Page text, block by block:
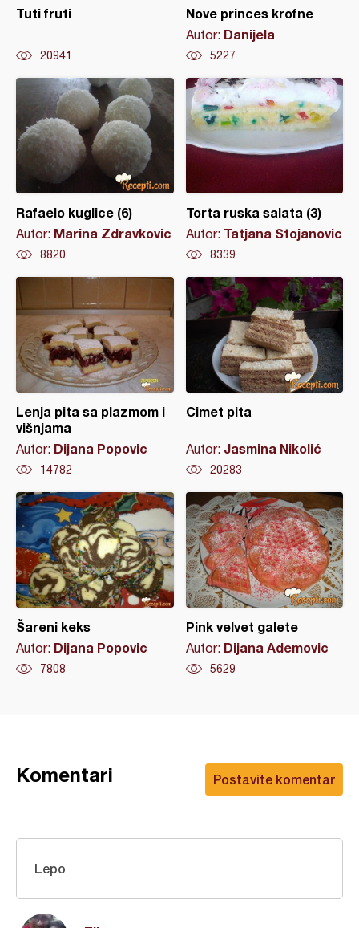
Tuti fruti
20941
Nove princes krofne
Autor: Danijela
5227
Rafaelo kuglice (6)
Autor: Marina Zdravkovic
8820
Torta ruska salata (3)
Autor: Tatjana Stojanovic
8339
Lenja pita sa plazmom i
višnjama
Autor: Dijana Popovic
14782
Cimet pita
Autor: Jasmina Nikolić
20283
Šareni keks
Autor: Dijana Popovic
7808
Pink velvet galete
Autor: Dijana Ademovic
5629
Postavite komentar
Komentari
Lepo